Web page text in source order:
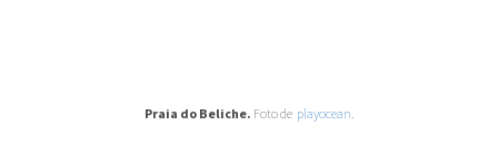
Praia do Beliche. Foto de playocean.